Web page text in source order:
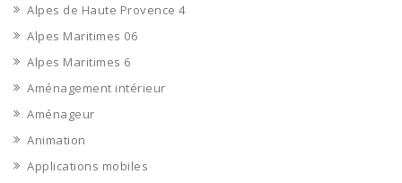
Alpes de Haute Provence 4
Alpes Maritimes 06
Alpes Maritimes 6
Aménagement intérieur
Aménageur
Animation
Applications mobiles